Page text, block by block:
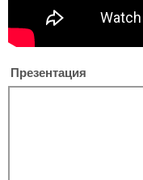
Презентация